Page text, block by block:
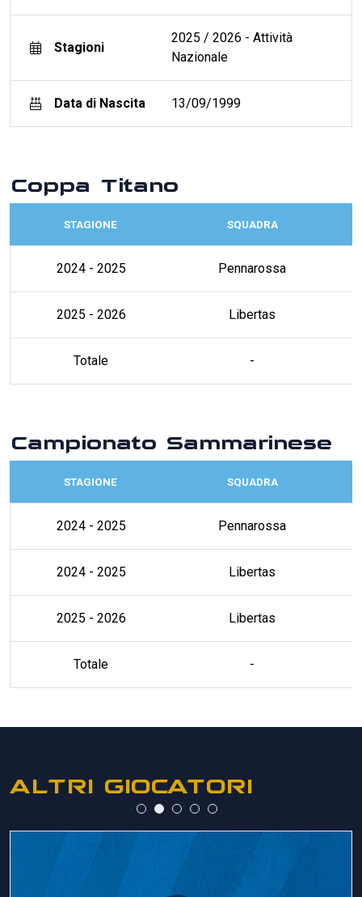
Stagioni
2025 / 2026 - Attività
Nazionale
Data di Nascita 13/09/1999
Coppa Titano
STAGIONE SQUADRA
2024 - 2025 Pennarossa
2025 - 2026 Libertas
Totale -
Campionato Sammarinese
STAGIONE SQUADRA
2024 - 2025 Pennarossa
2024 - 2025 Libertas
2025 - 2026 Libertas
Totale -
ALTRI GIOCATORI